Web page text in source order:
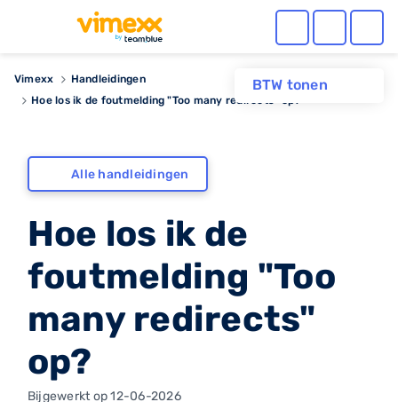
BTW tonen
Vimexx
Handleidingen
Hoe los ik de foutmelding "Too many redirects" op?
Alle handleidingen
Hoe los ik de
foutmelding "Too
many redirects"
op?
Bijgewerkt op 12-06-2026